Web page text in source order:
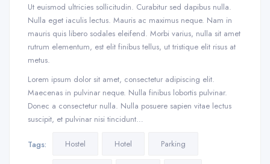
Ut euismod ultricies sollicitudin. Curabitur sed dapibus nulla.
Nulla eget iaculis lectus. Mauris ac maximus neque. Nam in
mauris quis libero sodales eleifend. Morbi varius, nulla sit amet
rutrum elementum, est elit finibus tellus, ut tristique elit risus at
metus.
Lorem ipsum dolor sit amet, consectetur adipiscing elit.
Maecenas in pulvinar neque. Nulla finibus lobortis pulvinar.
Donec a consectetur nulla. Nulla posuere sapien vitae lectus
suscipit, et pulvinar nisi tincidunt…
Tags: Hostel Hotel Parking